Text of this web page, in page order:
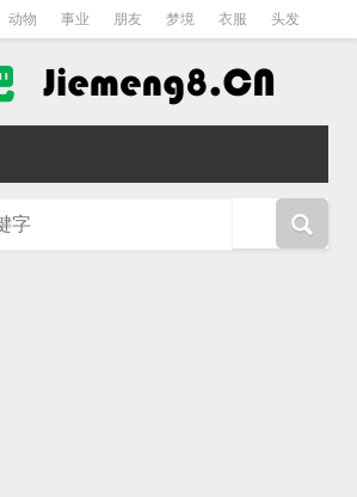
动物 事业 朋友 梦境 衣服 头发